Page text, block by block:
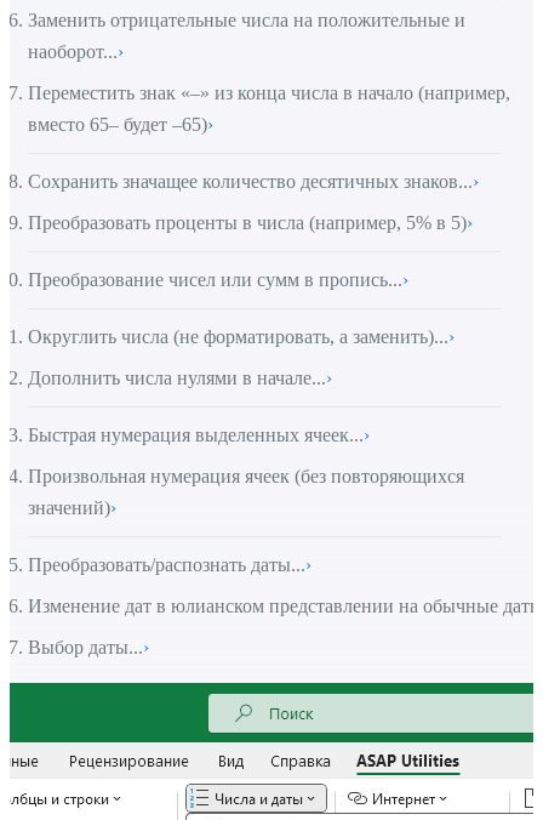
Заменить отрицательные числа на положительные и
наоборот...›
Переместить знак «–» из конца числа в начало (например,
вместо 65– будет –65)›
Сохранить значащее количество десятичных знаков...›
Преобразовать проценты в числа (например, 5% в 5)›
Преобразование чисел или сумм в пропись...›
Округлить числа (не форматировать, а заменить)...›
Дополнить числа нулями в начале...›
Быстрая нумерация выделенных ячеек...›
Произвольная нумерация ячеек (без повторяющихся
значений)›
Преобразовать/распознать даты...›
Изменение дат в юлианском представлении на обычные даты
Выбор даты...›